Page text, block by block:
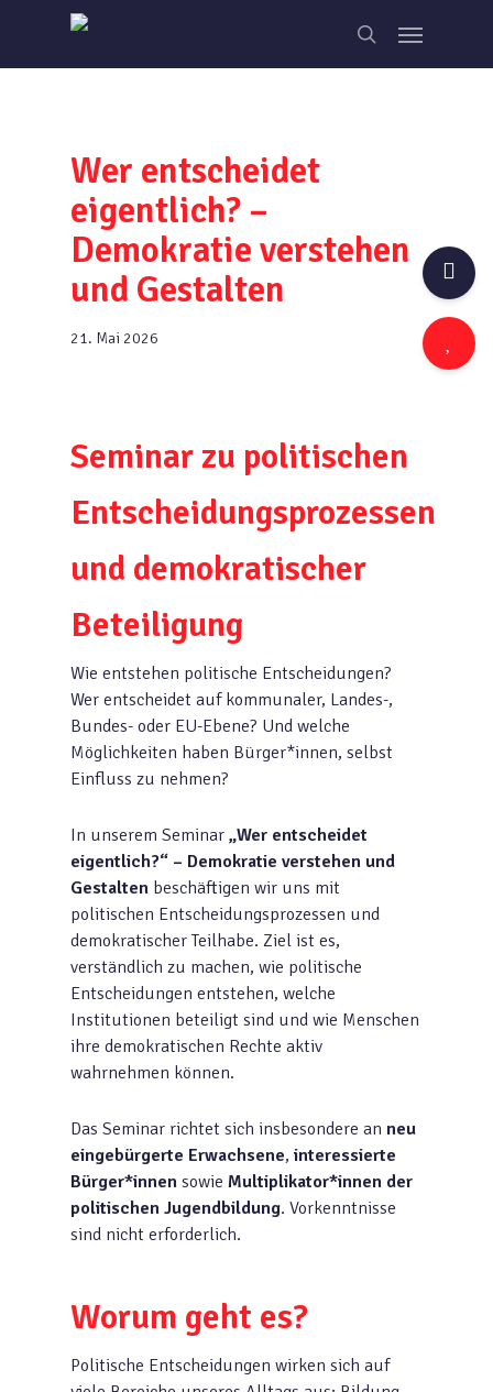
main
search
Menu
Wer entscheidet
eigentlich? –
Demokratie verstehen
und Gestalten
21. Mai 2026
Seminar zu politischen
Entscheidungsprozessen
und demokratischer
Beteiligung
Wie entstehen politische Entscheidungen?
Wer entscheidet auf kommunaler, Landes-,
Bundes- oder EU-Ebene? Und welche
Möglichkeiten haben Bürger*innen, selbst
Einfluss zu nehmen?
In unserem Seminar „Wer entscheidet
eigentlich?“ – Demokratie verstehen und
Gestalten beschäftigen wir uns mit
politischen Entscheidungsprozessen und
demokratischer Teilhabe. Ziel ist es,
verständlich zu machen, wie politische
Entscheidungen entstehen, welche
Institutionen beteiligt sind und wie Menschen
ihre demokratischen Rechte aktiv
wahrnehmen können.
Das Seminar richtet sich insbesondere an neu
eingebürgerte Erwachsene, interessierte
Bürger*innen sowie Multiplikator*innen der
politischen Jugendbildung. Vorkenntnisse
sind nicht erforderlich.
Worum geht es?
Politische Entscheidungen wirken sich auf